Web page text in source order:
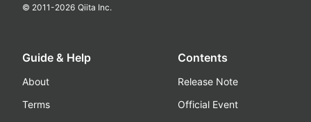
© 2011-2026 Qiita Inc.
Guide & Help
About
Terms
Contents
Release Note
Official Event